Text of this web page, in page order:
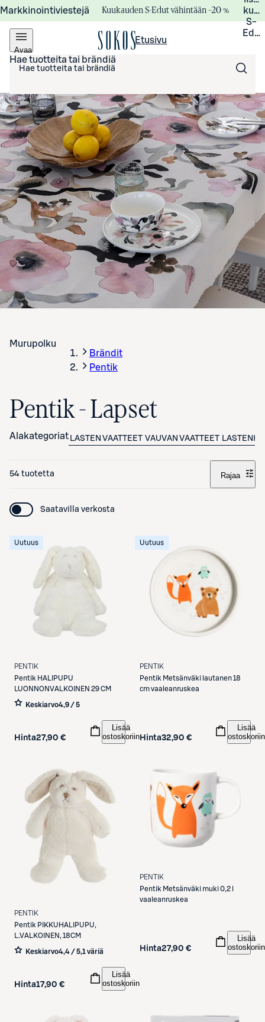
Markkinointiviestejä Kuukauden S-Edut vähintään –20 %
S-
Avaa
valikko
Etusivu
Hae tuotteita tai brändiä
Murupolku
Brändit
Pentik
Pentik - Lapset
Alakategoriat LASTEN VAATTEET VAUVAN VAATTEET
54 tuotetta Rajaa
Saatavilla verkosta
Uutuus
PENTIK
Pentik HALIPUPU
LUONNONVALKOINEN 29 CM
Keskiarvo4,9 / 5
Hinta27,90 €
Lisää
ostoskoriin
Uutuus
PENTIK
Pentik Metsänväki lautanen 18
cm vaaleanruskea
Hinta32,90 €
Lisää
ostoskoriin
PENTIK
Pentik PIKKUHALIPUPU,
L.VALKOINEN, 18CM
Keskiarvo4,4 / 5,1 väriä
Hinta17,90 €
Lisää
ostoskoriin
PENTIK
Pentik Metsänväki muki 0,2 l
vaaleanruskea
Hinta27,90 €
Lisää
ostoskoriin